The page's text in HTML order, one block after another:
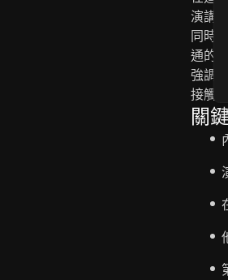
演講
同時
通的
強調
接觸策
關